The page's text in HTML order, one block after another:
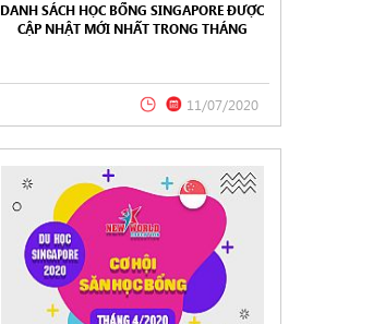
DANH SÁCH HỌC BỔNG SINGAPORE ĐƯỢC
CẬP NHẬT MỚI NHẤT TRONG THÁNG
11/07/2020